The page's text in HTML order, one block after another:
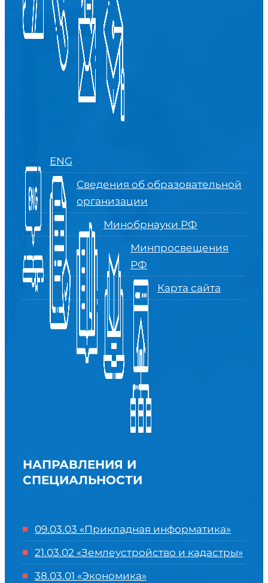
ENG
Сведения об образовательной
организации
Минобрнауки РФ
Минпросвещения
РФ
Карта сайта
НАПРАВЛЕНИЯ И
СПЕЦИАЛЬНОСТИ
09.03.03 «Прикладная информатика»
21.03.02 «Землеустройство и кадастры»
38.03.01 «Экономика»